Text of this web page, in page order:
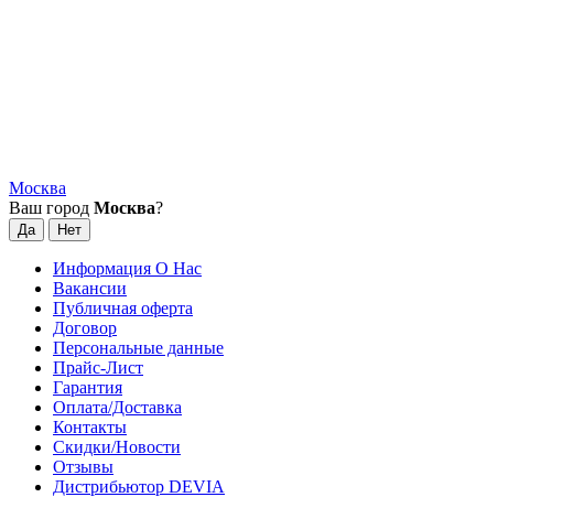
Москва
Ваш город Москва?
Информация О Нас
Вакансии
Публичная оферта
Договор
Персональные данные
Прайс-Лист
Гарантия
Оплата/Доставка
Контакты
Скидки/Новости
Отзывы
Дистрибьютор DEVIA